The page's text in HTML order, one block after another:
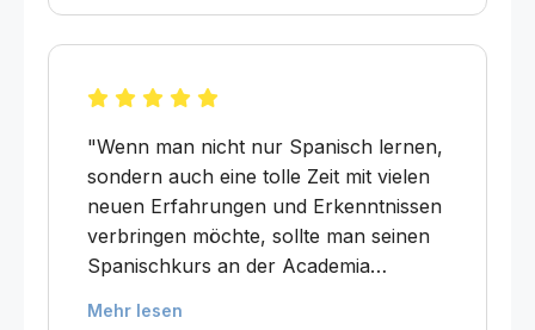
und aktuellen Themen gearbeitet. Aber
man lernt nicht nur sehr viel über das
Kultur Uruguays und Südamerikas.
Diese herzlichen Menschen werde ich
nie vergessen – und hoffentlich auch
das Spanisch nicht."
"Wenn man nicht nur Spanisch lernen,
sondern auch eine tolle Zeit mit vielen
neuen Erfahrungen und Erkenntnissen
verbringen möchte, sollte man seinen
Spanischkurs an der Academia
Mehr lesen